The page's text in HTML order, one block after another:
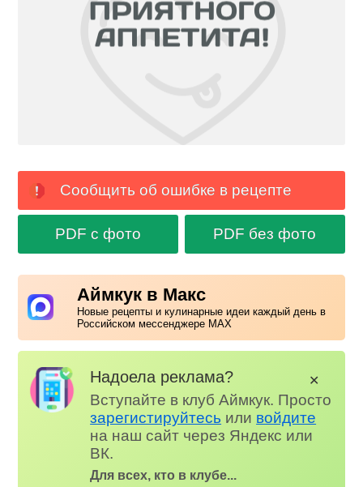
Сообщить об ошибке в рецепте
PDF с фото PDF без фото
Аймкук в Макс
Новые рецепты и кулинарные идеи каждый день в
Российском мессенджере MAX
Надоела реклама?
Вступайте в клуб Аймкук. Просто
зарегистируйтесь или войдите
на наш сайт через Яндекс или
ВК.
Для всех, кто в клубе...
✕